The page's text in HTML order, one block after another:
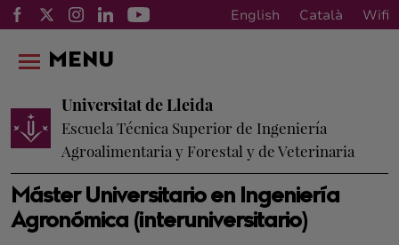
English Català Wifi
Máster Universitario en Ingeniería
Agronómica (interuniversitario)
Universitat de Lleida
Escuela Técnica Superior de Ingeniería
Agroalimentaria y Forestal y de Veterinaria
MENU